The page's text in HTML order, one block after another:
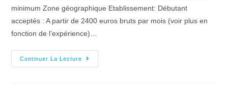
minimum Zone géographique Etablissement: Débutant
acceptés : A partir de 2400 euros bruts par mois (voir plus en
fonction de l’expérience)…
Continuer La Lecture